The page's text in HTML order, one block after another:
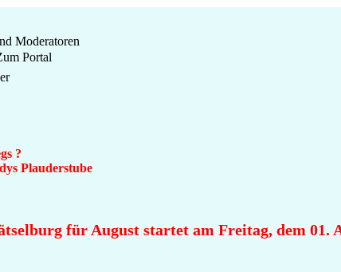
?
Plauderstube
für August startet am Freitag, dem 01.